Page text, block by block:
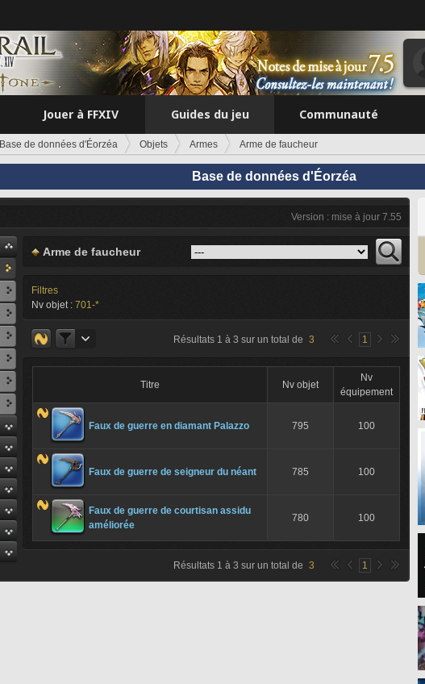
Jouer à FFXIV Guides du jeu Communauté
Base de données d'Éorzéa Objets Armes Arme de faucheur
Base de données d'Éorzéa
Version : mise à jour 7.55
Arme de faucheur
Filtres
Nv objet : 701-*
Résultats 1 à 3 sur un total de 3 1
Titre Nv objet
Nv
équipement
Faux de guerre en diamant Palazzo 795 100
Faux de guerre de seigneur du néant 785 100
Faux de guerre de courtisan assidu
améliorée
780 100
Résultats 1 à 3 sur un total de 3 1